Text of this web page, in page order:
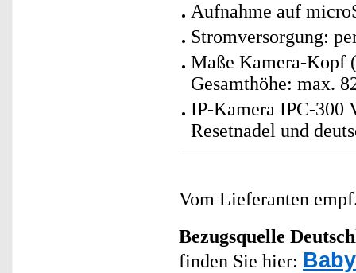
Aufnahme auf
Stromversorgung:
Maße Kamera-Kopf
Gesamthöhe: max.
IP-Kamera IPC-300
Resetnadel und
Vom Lieferanten
Bezugsquelle
finden Sie hier: